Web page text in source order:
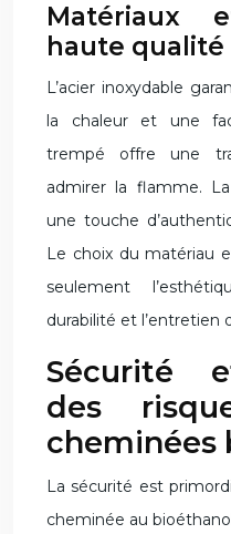
Matériaux
haute qualité
L’acier inoxydable
la chaleur et une
trempé offre une
admirer la flamme.
une touche
Le choix du matériau
seulement
durabilité et l’entretien
Sécurité
des
cheminées
La sécurité est
cheminée au